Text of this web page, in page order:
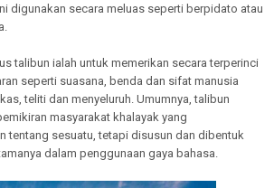
digunakan secara meluas seperti berpidato atau
talibun ialah untuk memerikan secara terperinci
seperti suasana, benda dan sifat manusia
teliti dan menyeluruh. Umumnya, talibun
masyarakat khalayak yang
tentang sesuatu, tetapi disusun dan dibentuk
dalam penggunaan gaya bahasa.